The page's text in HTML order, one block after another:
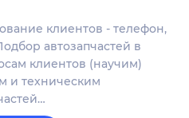
клиентов - телефон,
автозапчастей в
клиентов (научим)
и техническим